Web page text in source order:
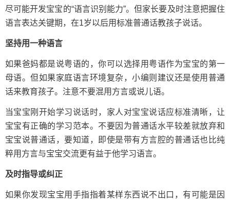
尽可能开发宝宝的“语言识别能力”。但家长要及时注意把握住
语言表达关键期，在1岁以后用标准普通话教孩子说话。
坚持用一种语言
如果爸妈都是说粤语的，你可以选择用粤语作为宝宝的第一
母语。但如果家庭语言环境复杂，小编则建议还是使用普通
话来教育孩子。注意不要混用方言或说儿语。
当宝宝刚开始学习说话时，家人对宝宝说话应标准清晰，让
宝宝有正确的学习范本。不要因为普通话水平较差就放弃和
宝宝说普通话，要知道，即使是带有方言腔的普通话也比纯
粹用方言与宝宝交流更有益于他学习语言。
及时指导或纠正
如果你发现宝宝用手指指着某样东西说不出口，有可能是因